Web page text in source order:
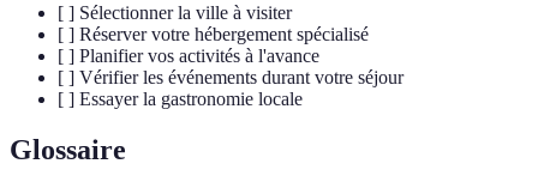
[ ] Sélectionner la ville à visiter
[ ] Réserver votre hébergement spécialisé
[ ] Planifier vos activités à l'avance
[ ] Vérifier les événements durant votre séjour
[ ] Essayer la gastronomie locale
Glossaire